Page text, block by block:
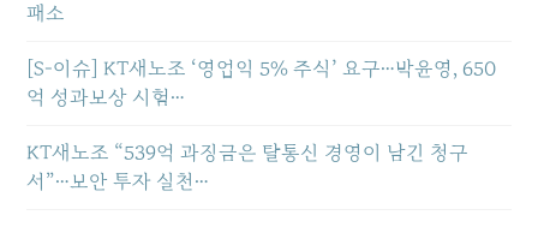
패소
[S-이슈] KT새노조 ‘영업익 5% 주식’ 요구…박윤영, 650
억 성과보상 시험…
KT새노조 “539억 과징금은 탈통신 경영이 남긴 청구
서”…보안 투자 실천…